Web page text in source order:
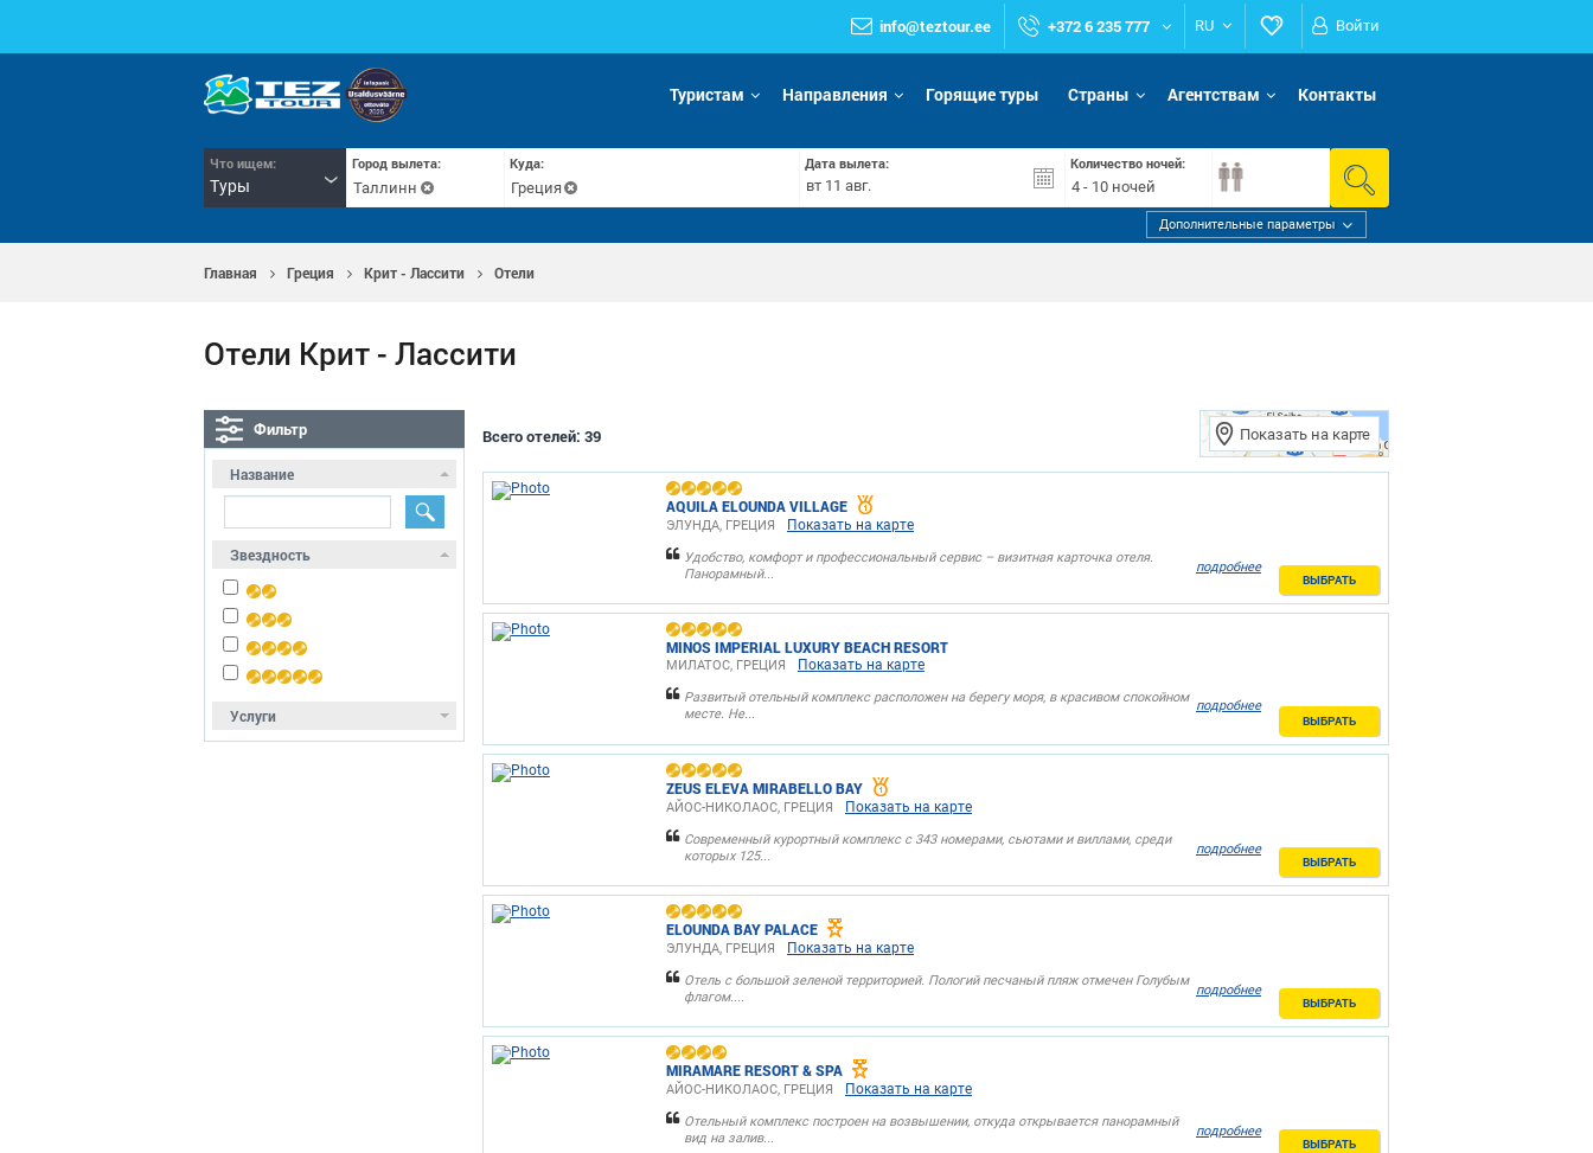
info@teztour.ee +372 6 235 777 RU Войти
Туристам Направления Горящие туры Страны Агентствам Контакты
Что ищем:
Туры
Город вылета:
Таллинн
Куда:
Греция
Дата вылета:
Количество ночей:
4 - 10 ночей
Дополнительные параметры
Главная Греция Крит - Лассити Отели
Отели Крит - Лассити
Фильтр
Название
Звездность
Услуги
Всего отелей: 39 Показать на карте
AQUILA ELOUNDA VILLAGE
ЭЛУНДА, ГРЕЦИЯ Показать на карте
Удобство, комфорт и профессиональный сервис – визитная карточка отеля.
Панорамный...
подробнее
ВЫБРАТЬ
MINOS IMPERIAL LUXURY BEACH RESORT
МИЛАТОС, ГРЕЦИЯ Показать на карте
Развитый отельный комплекс расположен на берегу моря, в красивом спокойном
месте. Не...
подробнее
ВЫБРАТЬ
ZEUS ELEVA MIRABELLO BAY
АЙОС-НИКОЛАОС, ГРЕЦИЯ Показать на карте
Современный курортный комплекс с 343 номерами, сьютами и виллами, среди
которых 125...
подробнее
ВЫБРАТЬ
ELOUNDA BAY PALACE
ЭЛУНДА, ГРЕЦИЯ Показать на карте
Отель с большой зеленой территорией. Пологий песчаный пляж отмечен Голубым
флагом....
подробнее
ВЫБРАТЬ
MIRAMARE RESORT & SPA
АЙОС-НИКОЛАОС, ГРЕЦИЯ Показать на карте
Отельный комплекс построен на возвышении, откуда открывается панорамный
вид на залив...
подробнее
ВЫБРАТЬ